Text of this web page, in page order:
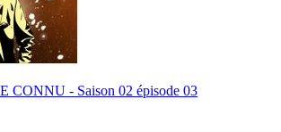
CONNU - Saison 02 épisode 03